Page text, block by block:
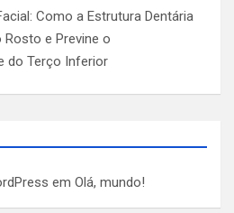
Como a Estrutura Dentária
e Previne o
do Terço Inferior
em Olá, mundo!